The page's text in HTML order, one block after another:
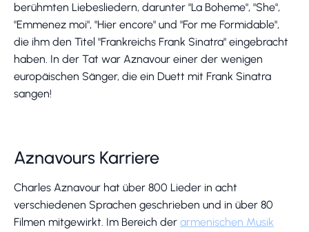
berühmten Liebesliedern, darunter "La Boheme", "She",
"Emmenez moi", "Hier encore" und "For me Formidable",
die ihm den Titel "Frankreichs Frank Sinatra" eingebracht
haben. In der Tat war Aznavour einer der wenigen
europäischen Sänger, die ein Duett mit Frank Sinatra
sangen!
Aznavours Karriere
Charles Aznavour hat über 800 Lieder in acht
verschiedenen Sprachen geschrieben und in über 80
Filmen mitgewirkt. Im Bereich der armenischen Musik